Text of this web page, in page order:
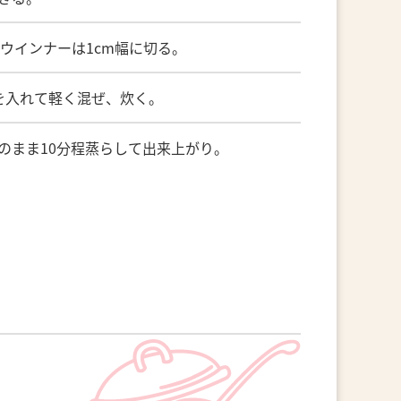
インナーは1cm幅に切る。
れて軽く混ぜ、炊く。
ま10分程蒸らして出来上がり。